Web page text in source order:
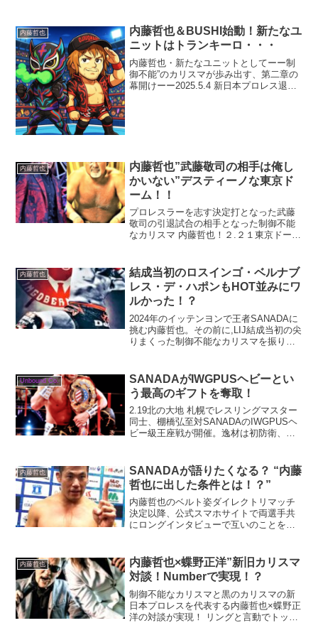
権を手に入れたわけですが、「調子どう
なんだろう？...
内藤哲也
内藤哲也＆BUSHI始動！新たなユ
ニットはトランキーロ・・・
内藤哲也・新たなユニットとしてーー制
御不能”のカリスマが歩み出す、第二章の
幕開けーー2025.5.4 新日本プロレス退団
内藤哲也
内藤哲也”武藤敬司の相手は俺し
かいない”デスティーノな東京ド
ーム！！
プロレスラーを志す決定打となった武藤
敬司の引退試合の相手となった制御不能
なカリスマ 内藤哲也！２.２１東京ドーム
内藤哲也
結成当初のロスインゴ・ベルナブ
レス・デ・ハポンもHOT並みにワ
ルかった！？
2024年のイッテンヨンで王者SANADAに
挑む内藤哲也。その前に,LIJ結成当初の尖
りまくった制御不能なカリスマを振りか
Unbound Co.
SANADAがIWGPUSヘビーとい
う最高のギフトを奪取！
2.19北の大地 札幌でレスリングマスター
同士、棚橋弘至対SANADAのIWGPUSヘ
ビー級王座戦が開催。逸材は初防衛、
内藤哲也
SANADAが語りたくなる？ “内藤
哲也に出した条件とは！？”
内藤哲也のベルト姿ダイレクトリマッチ
決定以降、公式スマホサイトで両選手共
にロングインタビューで互いのことを話
その中で、SANADAが語りたくなるに
は、内藤哲也に条件を出...
内藤哲也
内藤哲也×蝶野正洋”新旧カリスマ
対談！Numberで実現！？
制御不能なカリスマと黒のカリスマの新
日本プロレスを代表する内藤哲也×蝶野正
洋の対談が実現！ リングと言動でトップ